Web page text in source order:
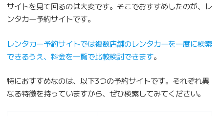
サイトを見て回るのは大変です。そこでおすすめしたのが、レ
ンタカー予約サイトです。
レンタカー予約サイトでは複数店舗のレンタカーを一度に検索
できるうえ、料金を一覧で比較検討できます。
特におすすめなのは、以下3つの予約サイトです。それぞれ異
なる特徴を持っていますから、ぜひ検索してみてください。